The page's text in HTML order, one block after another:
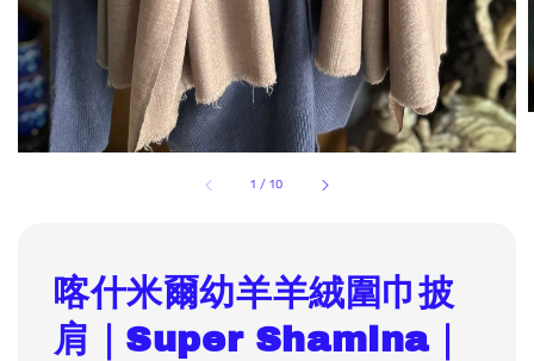
1 /10
喀什米爾幼羊羊絨圍巾披
肩｜Super Shamina｜